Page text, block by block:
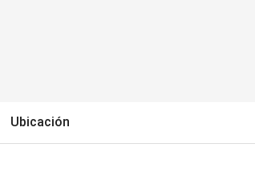
Ubicación